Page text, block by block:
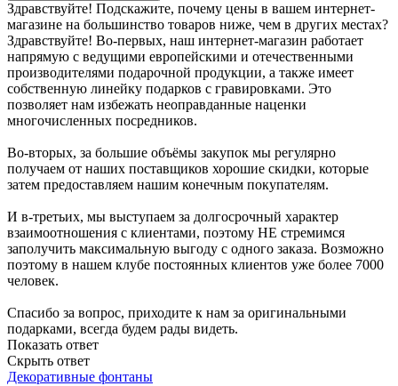
Здравствуйте! Подскажите, почему цены в вашем интернет-
магазине на большинство товаров ниже, чем в других местах?
Здравствуйте! Во-первых, наш интернет-магазин работает
напрямую с ведущими европейскими и отечественными
производителями подарочной продукции, а также имеет
собственную линейку подарков с гравировками. Это
позволяет нам избежать неоправданные наценки
многочисленных посредников.
Во-вторых, за большие объёмы закупок мы регулярно
получаем от наших поставщиков хорошие скидки, которые
затем предоставляем нашим конечным покупателям.
И в-третьих, мы выступаем за долгосрочный характер
взаимоотношения с клиентами, поэтому НЕ стремимся
заполучить максимальную выгоду с одного заказа. Возможно
поэтому в нашем клубе постоянных клиентов уже более 7000
человек.
Спасибо за вопрос, приходите к нам за оригинальными
подарками, всегда будем рады видеть.
Показать ответ
Скрыть ответ
Декоративные фонтаны